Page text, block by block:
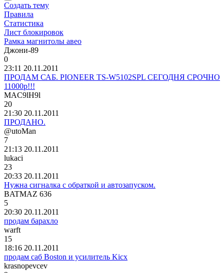
Создать тему
Правила
Статистика
Лист блокировок
Рамка магнитолы авео
Джони-89
0
23:11 20.11.2011
ПРОДАМ САБ. PIONEER TS-W5102SPL СЕГОДНЯ СРОЧНО
11000р!!!
MAC9lH9l
20
21:30 20.11.2011
ПРОДАНО.
@utoMan
7
21:13 20.11.2011
lukaci
23
20:33 20.11.2011
Нужна сигналка с обраткой и автозапуском.
BATMAZ 636
5
20:30 20.11.2011
продам барахло
warft
15
18:16 20.11.2011
продам саб Boston и усилитель Kicx
krasnopevcev